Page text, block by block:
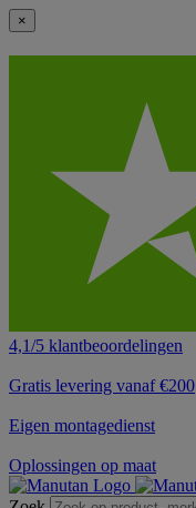
×
4,1/5 klantbeoordelingen
Gratis levering vanaf €200
Eigen montagedienst
Oplossingen op maat